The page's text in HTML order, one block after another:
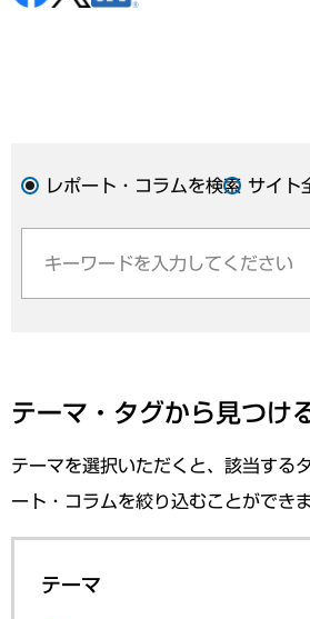
レポート・コラムを検索 サイト
テーマ・タグから見つけ
テーマを選択いただくと、該当する
ート・コラムを絞り込むことができま
テーマ